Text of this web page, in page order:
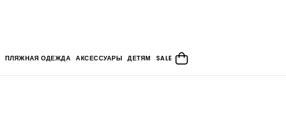
ПЛЯЖНАЯ ОДЕЖДА АКСЕССУАРЫ ДЕТЯМ SALE